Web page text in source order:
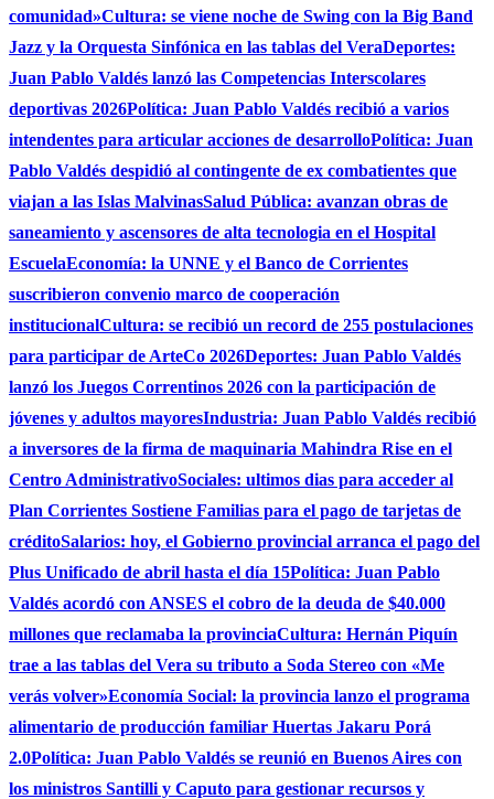
comunidad»Cultura: se viene noche de Swing con la Big Band
Jazz y la Orquesta Sinfónica en las tablas del VeraDeportes:
Juan Pablo Valdés lanzó las Competencias Interscolares
deportivas 2026Política: Juan Pablo Valdés recibió a varios
intendentes para articular acciones de desarrolloPolítica: Juan
Pablo Valdés despidió al contingente de ex combatientes que
viajan a las Islas MalvinasSalud Pública: avanzan obras de
saneamiento y ascensores de alta tecnologia en el Hospital
EscuelaEconomía: la UNNE y el Banco de Corrientes
suscribieron convenio marco de cooperación
institucionalCultura: se recibió un record de 255 postulaciones
para participar de ArteCo 2026Deportes: Juan Pablo Valdés
lanzó los Juegos Correntinos 2026 con la participación de
jóvenes y adultos mayoresIndustria: Juan Pablo Valdés recibió
a inversores de la firma de maquinaria Mahindra Rise en el
Centro AdministrativoSociales: ultimos dias para acceder al
Plan Corrientes Sostiene Familias para el pago de tarjetas de
créditoSalarios: hoy, el Gobierno provincial arranca el pago del
Plus Unificado de abril hasta el día 15Política: Juan Pablo
Valdés acordó con ANSES el cobro de la deuda de $40.000
millones que reclamaba la provinciaCultura: Hernán Piquín
trae a las tablas del Vera su tributo a Soda Stereo con «Me
verás volver»Economía Social: la provincia lanzo el programa
alimentario de producción familiar Huertas Jakaru Porá
2.0Política: Juan Pablo Valdés se reunió en Buenos Aires con
los ministros Santilli y Caputo para gestionar recursos y